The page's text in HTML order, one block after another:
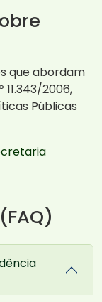
que abordam
2006,
Públicas